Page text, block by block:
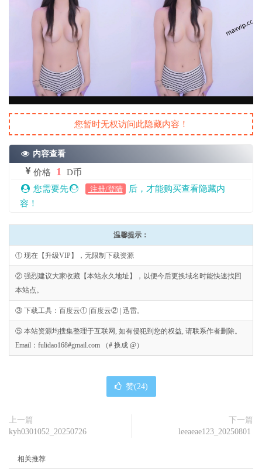
您暂时无权访问此隐藏内容！
内容查看
价格 1
D币
您需要先
注册/登陆
后，才能购买查看隐藏内
容！
温馨提示：
① 现在【升级VIP】，无限制下载资源
② 强烈建议大家收藏【本站永久地址】，以便今后更换域名时能快速找回
本站点。
③ 下载工具：百度云① |百度云② | 迅雷。
⑤ 本站资源均搜集整理于互联网, 如有侵犯到您的权益, 请联系作者删除。
Email：fulidao168#gmail.com （# 换成 @）
赞(24)
上一篇
kyh0301052_20250726
下一篇
leeaeae123_20250801
相关推荐